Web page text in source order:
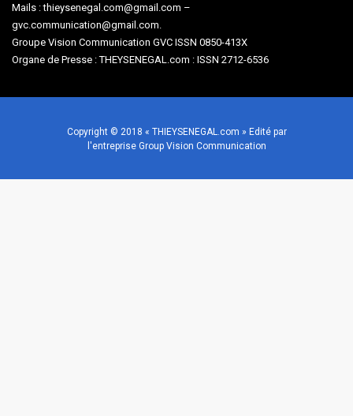
Mails : thieysenegal.com@gmail.com –
gvc.communication@gmail.com.
Groupe Vision Communication GVC ISSN 0850-413X
Organe de Presse : THEYSENEGAL.com : ISSN 2712-6536
Copyright © 2018 « THIEYSENEGAL.com » Edité par
l'entreprise Group Vision Communication